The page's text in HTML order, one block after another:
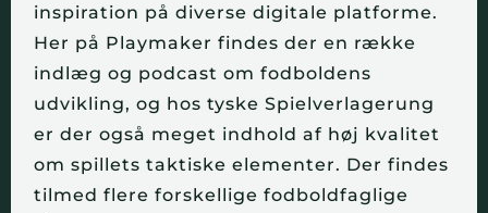
inspiration på diverse digitale platforme.
Her på Playmaker findes der en række
indlæg og podcast om fodboldens
udvikling, og hos tyske Spielverlagerung
er der også meget indhold af høj kvalitet
om spillets taktiske elementer. Der findes
tilmed flere forskellige fodboldfaglige